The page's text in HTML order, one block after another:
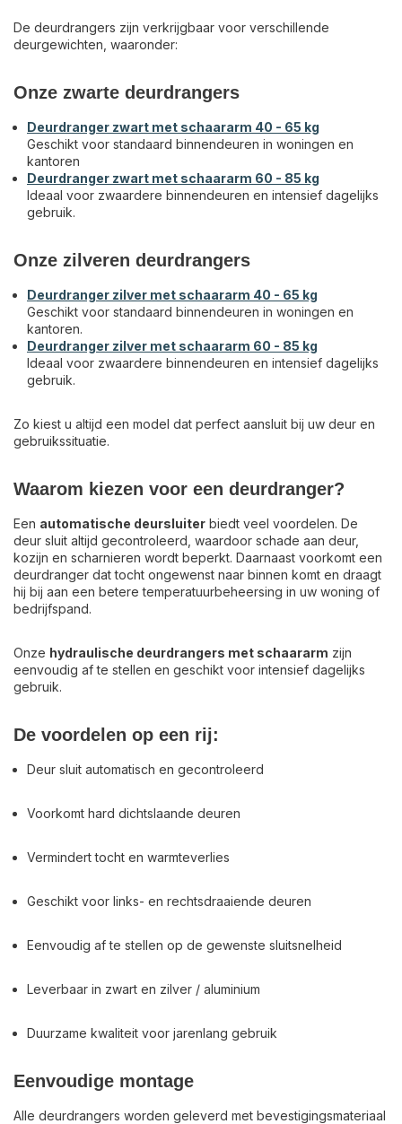
De deurdrangers zijn verkrijgbaar voor verschillende
deurgewichten, waaronder:
Onze zwarte deurdrangers
Deurdranger zwart met schaararm 40 - 65 kg
Geschikt voor standaard binnendeuren in woningen en
kantoren
Deurdranger zwart met schaararm 60 - 85 kg
Ideaal voor zwaardere binnendeuren en intensief dagelijks
gebruik.
Onze zilveren deurdrangers
Deurdranger zilver met schaararm 40 - 65 kg
Geschikt voor standaard binnendeuren in woningen en
kantoren.
Deurdranger zilver met schaararm 60 - 85 kg
Ideaal voor zwaardere binnendeuren en intensief dagelijks
gebruik.
Zo kiest u altijd een model dat perfect aansluit bij uw deur en
gebruikssituatie.
Waarom kiezen voor een deurdranger?
Een automatische deursluiter biedt veel voordelen. De
deur sluit altijd gecontroleerd, waardoor schade aan deur,
kozijn en scharnieren wordt beperkt. Daarnaast voorkomt een
deurdranger dat tocht ongewenst naar binnen komt en draagt
hij bij aan een betere temperatuurbeheersing in uw woning of
bedrijfspand.
Onze hydraulische deurdrangers met schaararm zijn
eenvoudig af te stellen en geschikt voor intensief dagelijks
gebruik.
De voordelen op een rij:
Deur sluit automatisch en gecontroleerd
Voorkomt hard dichtslaande deuren
Vermindert tocht en warmteverlies
Geschikt voor links- en rechtsdraaiende deuren
Eenvoudig af te stellen op de gewenste sluitsnelheid
Leverbaar in zwart en zilver / aluminium
Duurzame kwaliteit voor jarenlang gebruik
Eenvoudige montage
Alle deurdrangers worden geleverd met bevestigingsmateriaal